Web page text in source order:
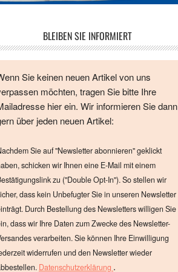
BLEIBEN SIE INFORMIERT
Sie keinen neuen Artikel von uns
möchten, tragen Sie bitte Ihre
hier ein. Wir informieren Sie dann
über jeden neuen Artikel:
Sie auf "Newsletter abonnieren" geklickt
schicken wir Ihnen eine E-Mail mit einem
zu ("Double Opt-In"). So stellen wir
dass kein Unbefugter Sie in unseren Newsletter
Durch Bestellung des Newsletters willigen Sie
dass wir Ihre Daten zum Zwecke des Newsletter-
verarbeiten. Sie können Ihre Einwilligung
widerrufen und den Newsletter wieder
Datenschutzerklärung .